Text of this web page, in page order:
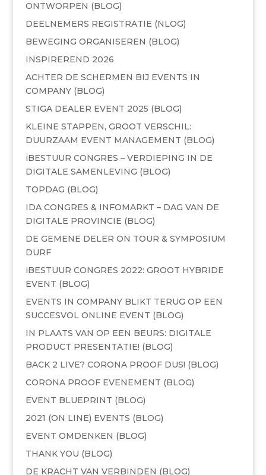
ONTWORPEN (BLOG)
DEELNEMERS REGISTRATIE (NLOG)
BEWEGING ORGANISEREN (BLOG)
INSPIREREND 2026
ACHTER DE SCHERMEN BIJ EVENTS IN
COMPANY (BLOG)
STIGA DEALER EVENT 2025 (BLOG)
KLEINE STAPPEN, GROOT VERSCHIL:
DUURZAAM EVENT MANAGEMENT (BLOG)
iBESTUUR CONGRES – VERDIEPING IN DE
DIGITALE SAMENLEVING (BLOG)
TOPDAG (BLOG)
IDA CONGRES & INFOMARKT – DAG VAN DE
DIGITALE PROVINCIE (BLOG)
DE GEMENE DELER ON TOUR & SYMPOSIUM
DURF
iBESTUUR CONGRES 2022: GROOT HYBRIDE
EVENT (BLOG)
EVENTS IN COMPANY BLIKT TERUG OP EEN
SUCCESVOL ONLINE EVENT (BLOG)
IN PLAATS VAN OP EEN BEURS: DIGITALE
PRODUCT PRESENTATIE! (BLOG)
BACK 2 LIVE? CORONA PROOF DUS! (BLOG)
CORONA PROOF EVENEMENT (BLOG)
EVENT BLUEPRINT (BLOG)
2021 (ON LINE) EVENTS (BLOG)
EVENT OMDENKEN (BLOG)
THANK YOU (BLOG)
DE KRACHT VAN VERBINDEN (BLOG)